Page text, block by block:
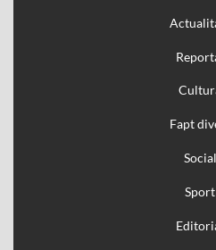
Fapt
Social
Sport